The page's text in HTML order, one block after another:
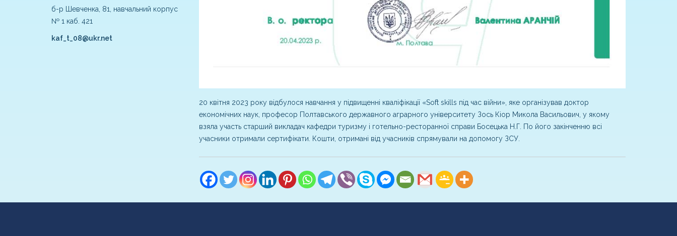
б-р Шевченка, 81, навчальний корпус
№ 1 каб. 421
kaf_t_08@ukr.net
20 квітня 2023 року відбулося навчання у підвищенні кваліфікації «Soft skills під час війни», яке організував доктор
економічних наук, професор Полтавського державного аграрного університету Зось Кіор Микола Васильович, у якому
взяла участь старший викладач кафедри туризму і готельно-ресторанної справи Босецька Н.Г. По його закінченню всі
учасники отримали сертифікати. Кошти, отримані від учасників спрямували на допомогу ЗСУ.